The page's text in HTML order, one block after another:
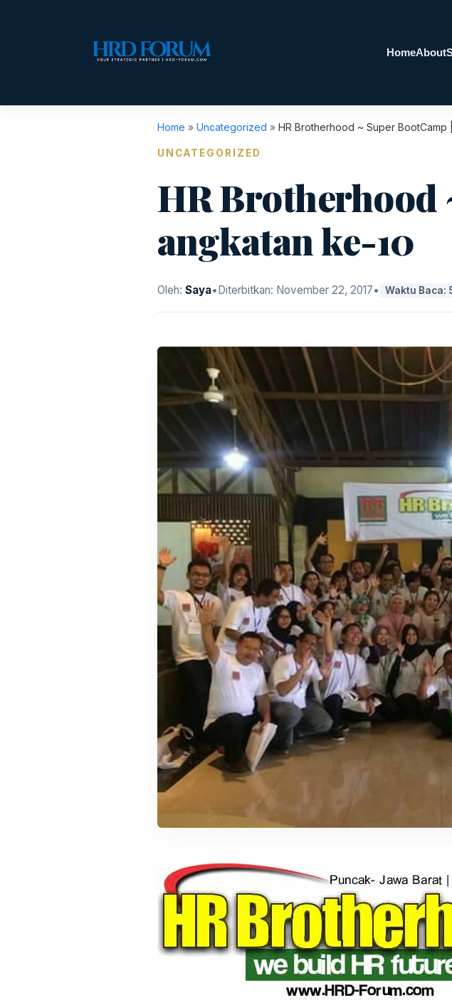
HomeAbout
Home » Uncategorized » HR Brotherhood ~ Super BootCamp
UNCATEGORIZED
HR Brotherhood
angkatan ke-10
Oleh: Saya• Diterbitkan: November 22, 2017• Waktu Baca: